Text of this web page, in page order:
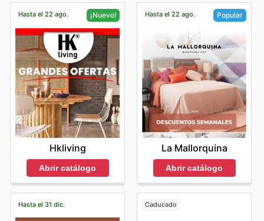
Hasta el 22 ago. ¡Nuevo!
Hkliving
Abrir catálogo
Hasta el 22 ago. Popular
La Mallorquina
Abrir catálogo
Hasta el 31 dic. Caducado